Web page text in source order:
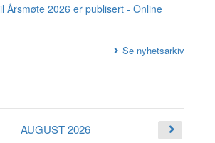
Årsmøte 2026 er publisert - Online
Se nyhetsarkiv
AUGUST 2026